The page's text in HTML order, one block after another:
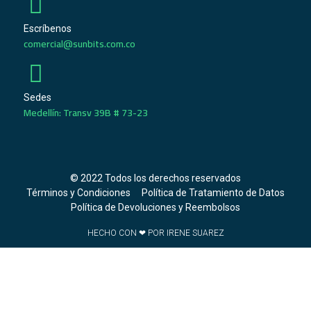
Escríbenos
comercial@sunbits.com.co
Sedes
Medellín: Transv 39B # 73-23
© 2022 Todos los derechos reservados
Términos y Condiciones
Política de Tratamiento de Datos
Política de Devoluciones y Reembolsos
HECHO CON ❤ POR IRENE SUAREZ